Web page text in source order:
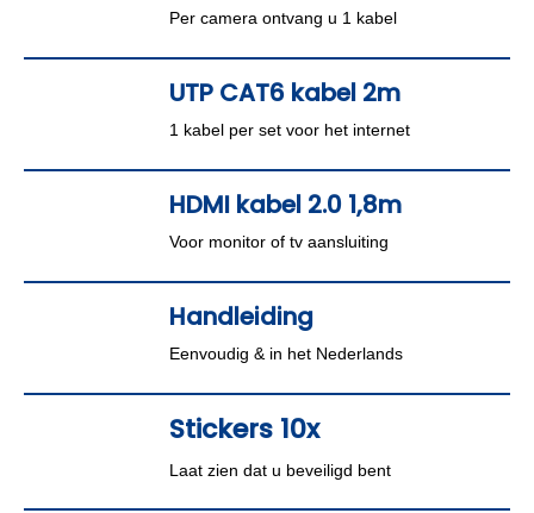
Per camera ontvang u 1 kabel
UTP CAT6 kabel 2m
1 kabel per set voor het internet
HDMI kabel 2.0 1,8m
Voor monitor of tv aansluiting
Handleiding
Eenvoudig & in het Nederlands
Stickers 10x
Laat zien dat u beveiligd bent